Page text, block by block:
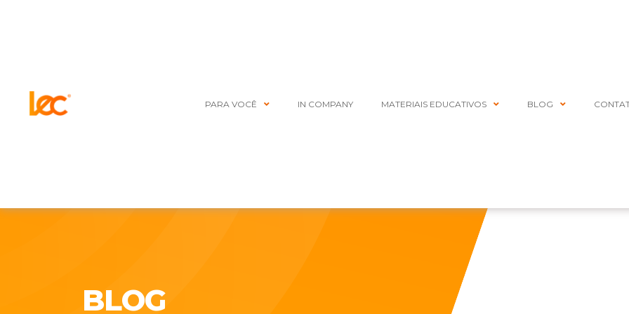
PARA VOCÊ IN COMPANY MATERIAIS EDUCATIVOS BLOG
BLOG